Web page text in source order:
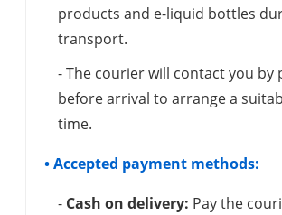
products and e-liquid bottles
transport.
- The courier will contact you by
before arrival to arrange a
time.
• Accepted payment methods:
- Cash on delivery: Pay the